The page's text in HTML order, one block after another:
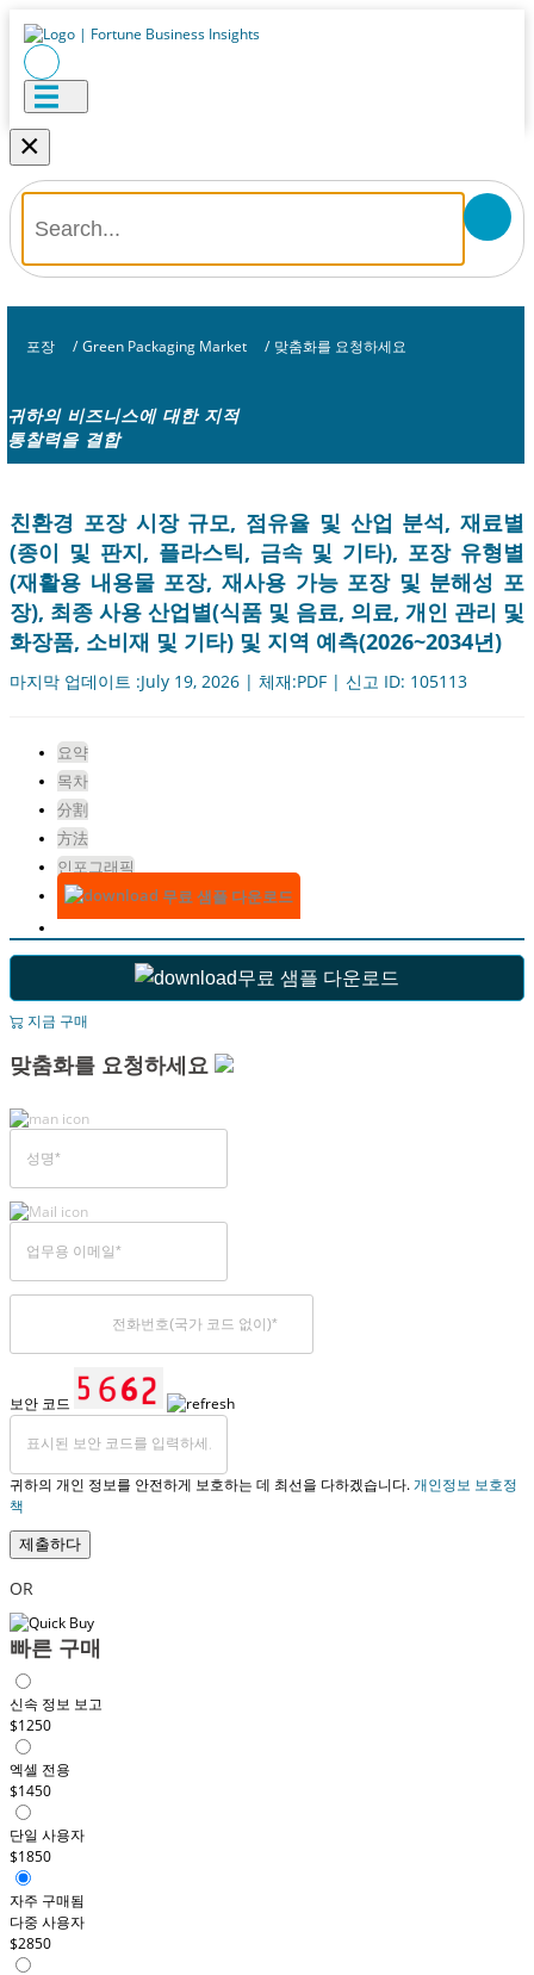
×
포장 / Green Packaging Market / 맞춤화를 요청하세요
귀하의 비즈니스에 대한 지적
통찰력을 결합
친환경 포장 시장 규모, 점유율 및 산업 분석, 재료별
(종이 및 판지, 플라스틱, 금속 및 기타), 포장 유형별
(재활용 내용물 포장, 재사용 가능 포장 및 분해성 포
장), 최종 사용 산업별(식품 및 음료, 의료, 개인 관리 및
화장품, 소비재 및 기타) 및 지역 예측(2026~2034년)
마지막 업데이트 :July 19, 2026 | 체재:PDF | 신고 ID: 105113
요약
목차
分割
方法
인포그래픽
무료 샘플 다운로드
무료 샘플 다운로드
지금 구매
맞춤화를 요청하세요
보안 코드
귀하의 개인 정보를 안전하게 보호하는 데 최선을 다하겠습니다.개인정보 보호정
책
제출하다
OR
빠른 구매
신속 정보 보고
$1250
엑셀 전용
$1450
단일 사용자
$1850
자주 구매됨
다중 사용자
$2850